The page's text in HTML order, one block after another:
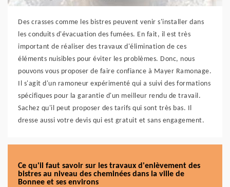
Des crasses comme les bistres peuvent venir s'installer dans
les conduits d'évacuation des fumées. En fait, il est très
important de réaliser des travaux d'élimination de ces
éléments nuisibles pour éviter les problèmes. Donc, nous
pouvons vous proposer de faire confiance à Mayer Ramonage.
Il s'agit d'un ramoneur expérimenté qui a suivi des formations
spécifiques pour la garantie d'un meilleur rendu de travail.
Sachez qu'il peut proposer des tarifs qui sont très bas. Il
dresse aussi votre devis qui est gratuit et sans engagement.
Ce qu'il faut savoir sur les travaux d'enlèvement des
bistres au niveau des cheminées dans la ville de
Bonnee et ses environs